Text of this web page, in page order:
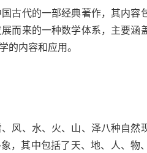
古代的一部经典著作，其内容
而来的一种数学体系，主要涵
的内容和应用。
风、水、火、山、泽八种自然现
，其中包括了天、地、人、物、